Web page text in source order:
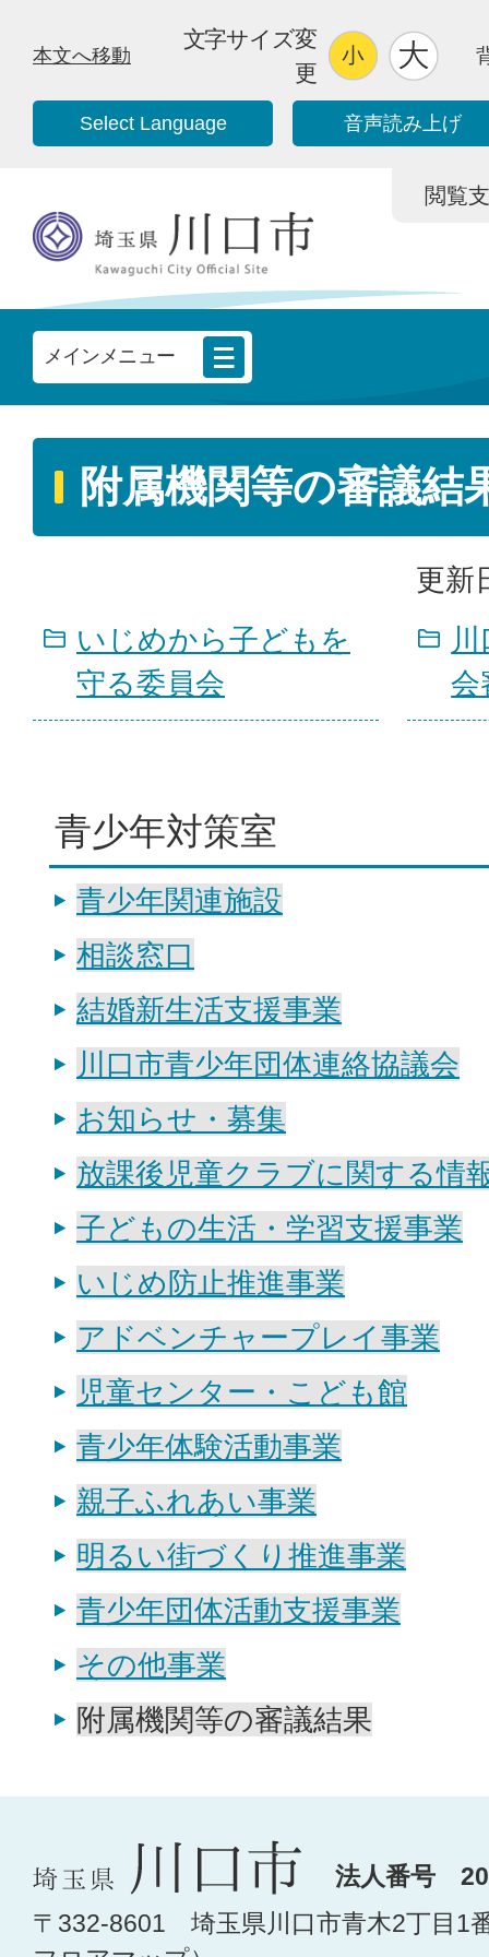
本文へ移動
文字サイズ変
更
Select Language 音声読み上げ
閲覧
メインメニュー
附属機関等の審議結
更新
いじめから子どもを
守る委員会
会
青少年対策室
青少年関連施設
相談窓口
結婚新生活支援事業
川口市青少年団体連絡協議会
お知らせ・募集
放課後児童クラブに関する情
子どもの生活・学習支援事業
いじめ防止推進事業
アドベンチャープレイ事業
児童センター・こども館
青少年体験活動事業
親子ふれあい事業
明るい街づくり推進事業
青少年団体活動支援事業
その他事業
附属機関等の審議結果
法人番号
〒332-8601 埼玉県川口市青木2丁目1